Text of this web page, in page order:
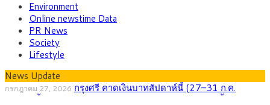
Environment
Online newstime Data
PR News
Society
Lifestyle
News Update
กรกฎาคม 27, 2026 กรุงศรี คาดเงินบาทสัปดาห์นี้ (27–31 ก.ค.